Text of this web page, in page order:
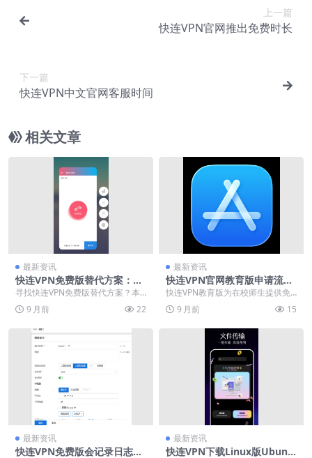
上一篇
快连VPN官网推出免费时长
下一篇
快连VPN中文官网客服时间
相关文章
最新资讯
快连VPN免费版替代方案：20
25年真正不限量的安全VPN推
荐
寻找快连VPN免费版替代方案？本
文深入解析不限流量、安全稳定的V
PN服务，助您摆...
9 月前 22
最新资讯
快连VPN官网教育版申请流
程：学生与教师免费特权
快连VPN教育版为在校师生提供免
费VIP特权，只需通过教育邮箱验证
即可申请。申请...
9 月前 15
最新资讯
快连VPN免费版会记录日志
最新资讯
快连VPN下载Linux版Ubunt